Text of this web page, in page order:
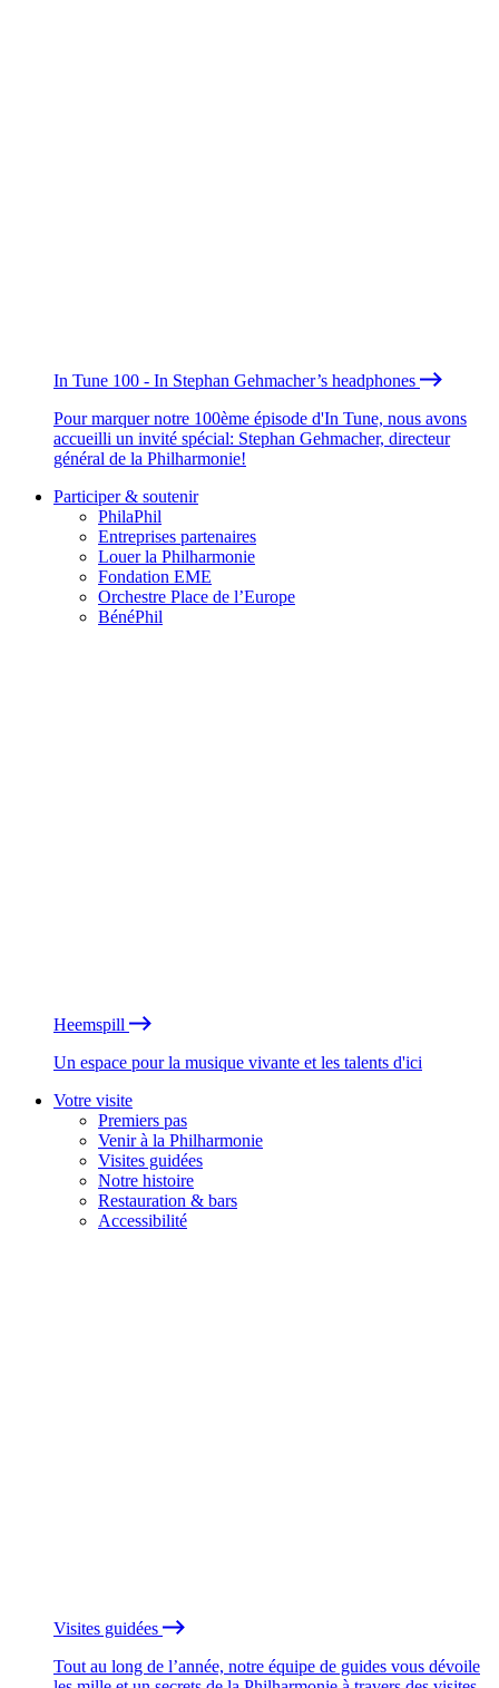
In Tune 100 - In Stephan Gehmacher’s headphones
Pour marquer notre 100ème épisode d'In Tune, nous avons
accueilli un invité spécial: Stephan Gehmacher, directeur
général de la Philharmonie!
Participer & soutenir
PhilaPhil
Entreprises partenaires
Louer la Philharmonie
Fondation EME
Orchestre Place de l’Europe
BénéPhil
Heemspill
Un espace pour la musique vivante et les talents d'ici
Votre visite
Premiers pas
Venir à la Philharmonie
Visites guidées
Notre histoire
Restauration & bars
Accessibilité
Visites guidées
Tout au long de l’année, notre équipe de guides vous dévoile